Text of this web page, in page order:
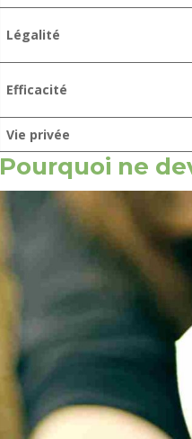
Légalité
Efficacité
Vie privée
Pourquoi ne